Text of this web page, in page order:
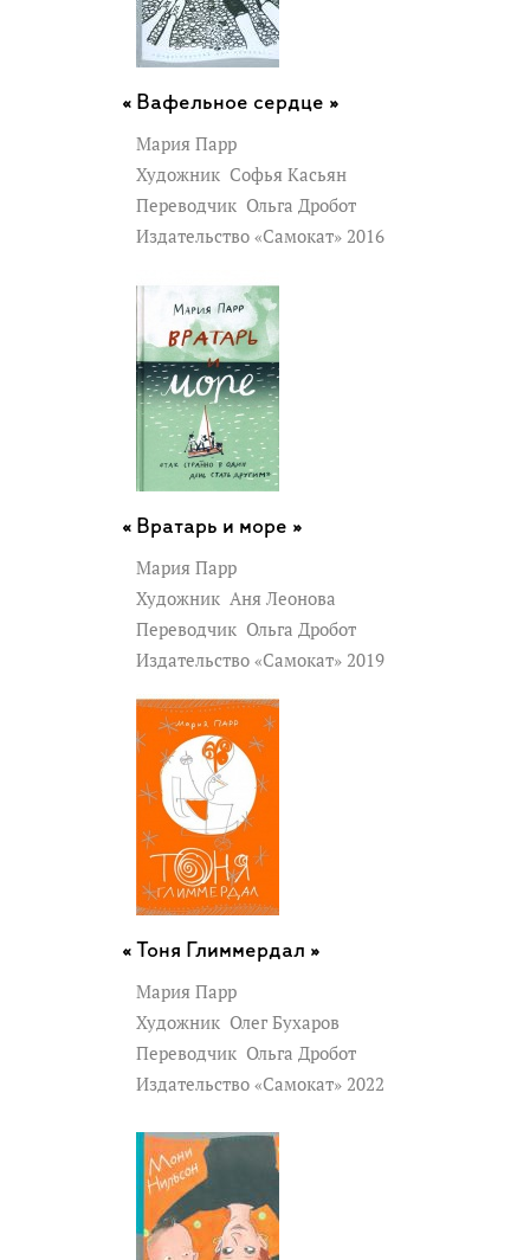
Вафельное сердце »
Мария Парр
Художник Софья Касьян
Переводчик Ольга Дробот
Издательство «Самокат» 2016
Вратарь и море »
Мария Парр
Художник Аня Леонова
Переводчик Ольга Дробот
Издательство «Самокат» 2019
Тоня Глиммердал »
Мария Парр
Художник Олег Бухаров
Переводчик Ольга Дробот
Издательство «Самокат» 2022